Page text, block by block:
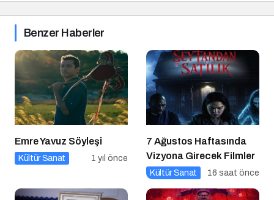
Benzer Haberler
Emre Yavuz Söyleşi
Kültür Sanat 1 yıl önce
7 Ağustos Haftasında
Vizyona Girecek Filmler
Kültür Sanat 16 saat önce